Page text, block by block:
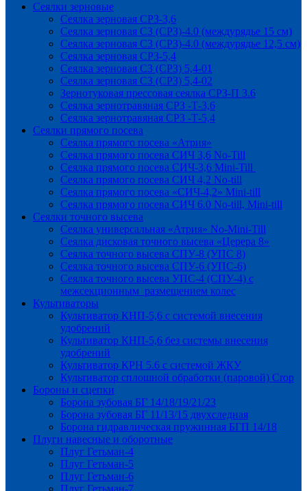
Сеялки зерновые
Сеялка зерновая СРЗ-3,6
Сеялка зерновая СЗ (СРЗ)-4.0 (междурядье 15 см)
Сеялка зерновая СЗ (СРЗ)-4.0 (междурядье 12,5 см)
Сеялка зерновая СРЗ-5,4
Сеялка зерновая СЗ (СРЗ) 5,4-01
Сеялка зерновая СЗ (СРЗ) 5,4-02
Зернотуковая прессовая сеялка СРЗ-П 3.6
Сеялка зернотравяная СРЗ -Т-3,6
Сеялка зернотравяная СРЗ -Т-5,4
Сеялки прямого посева
Сеялка прямого посева «Атрия»
Сеялка прямого посева СИЧ 3,6 No-Till
Сеялка прямого посева СИЧ-3,6 Mini-Till
Сеялка прямого посева СИЧ 4,2 No-till
Сеялка прямого посева «СИЧ-4,2» Mini-till
Сеялка прямого посева СИЧ 6.0 No-till, Mini-till
Сеялки точного высева
Сеялка универсальная «Атрия» No-Mini-Till
Сеялка дисковая точного высева «Церера 8»
Сеялка точного высева СПУ-8 (УПС 8)
Сеялка точного высева СПУ-6 (УПС-6)
Сеялка точного высева УПС-4 (СПУ-4) с
межсекционным размещением колес
Культиваторы
Культиватор КНП-5,6 с системой внесения
удобрений
Культиватор КНП-5,6 без системы внесения
удобрений
Культиватор КРН 5.6 с системой ЖКУ
Культиватор сплошной обработки (паровой) Crop
Бороны и сцепки
Борона зубовая БГ 14/18/19/21/23
Борона зубовая БГ 11/13/15 двухследная
Борона гидравлическая пружинная БГП 14/18
Плуги навесные и оборотные
Плуг Гетьман-4
Плуг Гетьман-5
Плуг Гетьман-6
Плуг Гетьман-7